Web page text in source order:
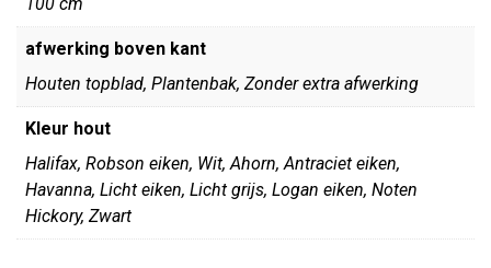
afwerking boven kant
Houten topblad, Plantenbak, Zonder extra afwerking
Kleur hout
Halifax, Robson eiken, Wit, Ahorn, Antraciet eiken,
Havanna, Licht eiken, Licht grijs, Logan eiken, Noten
Hickory, Zwart